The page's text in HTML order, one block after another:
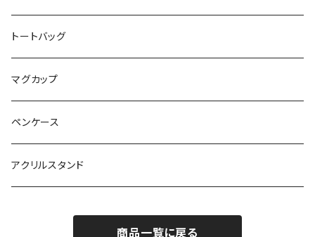
トートバッグ
マグカップ
ペンケース
アクリルスタンド
商品一覧に戻る